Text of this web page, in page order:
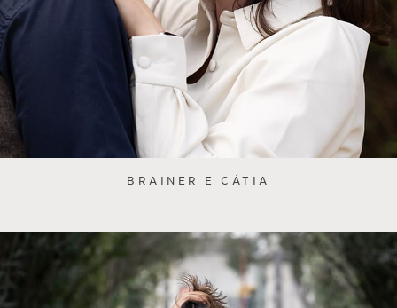
BRAINER E CÁTIA